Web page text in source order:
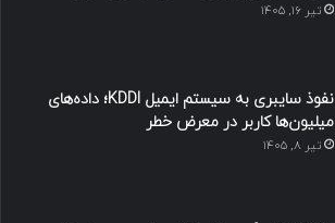
تیر ۱۶, ۱۴۰۵
نفوذ سایبری به سیستم ایمیل KDDI؛ داده‌های
میلیون‌ها کاربر در معرض خطر
تیر ۸, ۱۴۰۵